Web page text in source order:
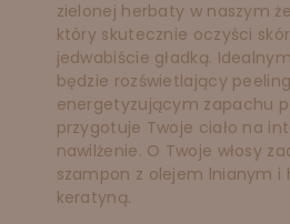
zielonej herbaty w naszym
który skutecznie oczyści
jedwabiście gładką.
będzie rozświetlający
energetyzującym zapachu
przygotuje Twoje ciało na
nawilżenie. O Twoje włosy
szampon z olejem lnianym i
keratyną.